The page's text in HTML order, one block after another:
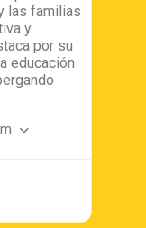
las familias
y
por su
educación